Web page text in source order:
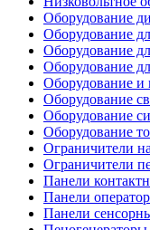
Оборудование
Оборудование
Оборудование
Оборудование
Оборудование и
Оборудование
Оборудование
Оборудование
Ограничители
Ограничители
Панели
Панели
Панели